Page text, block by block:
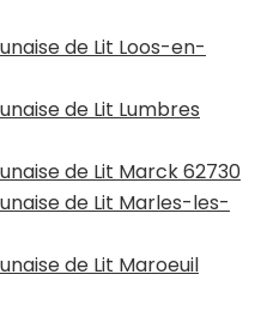
de Lit Loos-en-
de Lit Lumbres
de Lit Marck 62730
de Lit Marles-les-
de Lit Maroeuil